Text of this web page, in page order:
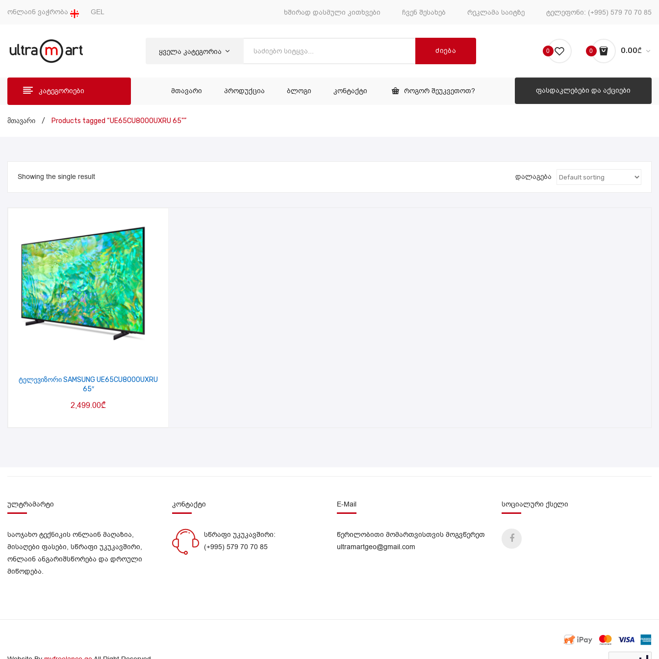
ონლაინ ვაჭრობა GEL ხშირად დასმული კითხვები ჩვენ შესახებ რეკლამა საიტზე ტელეფონი: (+995) 579 70 70 85
ყველა კატეგორია ძიება 0 0 0.00₾
No products in the cart.
კატეგორიები
ᲛᲗᲐᲕᲐᲠᲘ ᲞᲠᲝᲓᲣᲥᲪᲘᲐ ᲑᲚᲝᲒᲘ ᲙᲝᲜᲢᲐᲥᲢᲘ ᲠᲝᲒᲝᲠ ᲨᲔᲣᲙᲕᲔᲗᲝᲗ? ფასდაკლებები და აქციები
მთავარი / Products tagged “UE65CU8000UXRU 65"”
Showing the single result დალაგება
ტელევიზორი SAMSUNG UE65CU8000UXRU
65″
2,499.00₾
ულტრამარტი
საოჯახო ტექნიკის ონლაინ მაღაზია,
მისაღები ფასები, სწრაფი უკუკავშირი,
ონლაინ ანგარიშსწორება და დროული
მიწოდება.
კონტაქტი
სწრაფი უკუკავშირი:
(+995) 579 70 70 85
E-Mail
წერილობითი მომართვისთვის მოგვწერეთ
ultramartgeo@gmail.com
სოციალური ქსელი